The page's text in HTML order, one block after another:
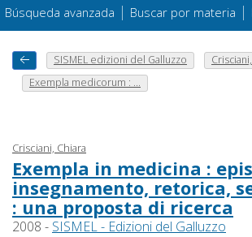
Búsqueda avanzada | Buscar por materia |
SISMEL edizioni del Galluzzo
Exempla medicorum : ...
Crisciani, Chiara
Exempla in medicina :
insegnamento, retorica,
: una proposta di ricerca
2008 - SISMEL - Edizioni del Galluzzo